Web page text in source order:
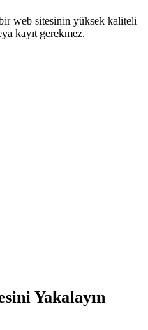
web sitesinin yüksek kaliteli
kayıt gerekmez.
Yakalayın